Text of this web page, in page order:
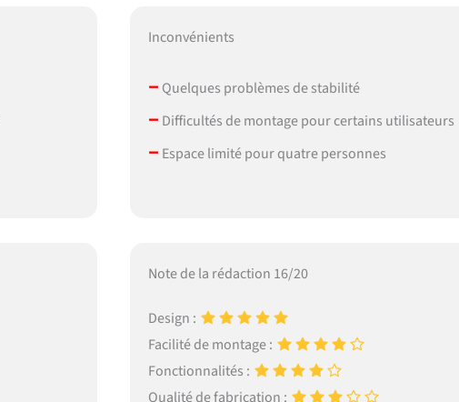
Inconvénients
– Quelques problèmes de stabilité
– Difficultés de montage pour certains utilisateurs
– Espace limité pour quatre personnes
Note de la rédaction 16/20
Design :
Facilité de montage :
Fonctionnalités :
Qualité de fabrication :